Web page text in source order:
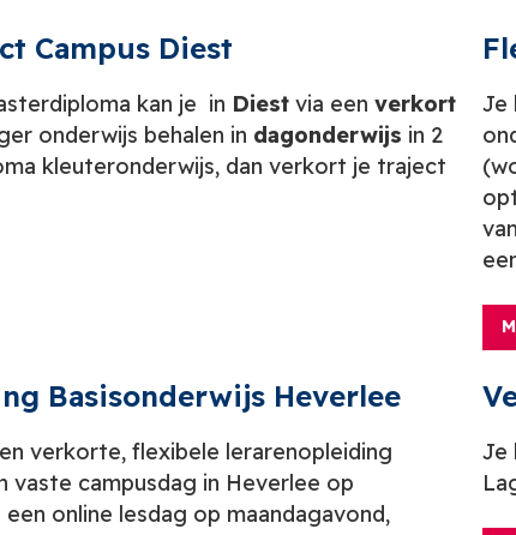
Campus Diest
kan je in Diest via een verkort
onderwijs behalen in dagonderwijs in 2
kleuteronderwijs, dan verkort je traject
Je
Basisonderwijs Heverlee
verkorte, flexibele lerarenopleiding
vaste campusdag in Heverlee op
online lesdag op maandagavond,
Je